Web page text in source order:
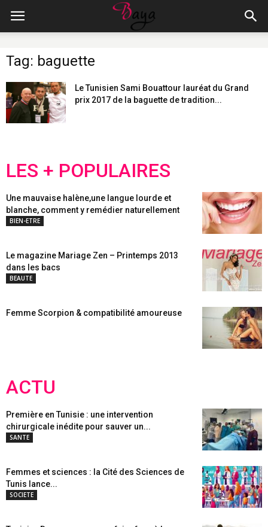
Tag: baguette
Le Tunisien Sami Bouattour lauréat du Grand
prix 2017 de la baguette de tradition...
LES + POPULAIRES
Une mauvaise halène,une langue lourde et
blanche, comment y remédier naturellement
BIEN-ETRE
Le magazine Mariage Zen – Printemps 2013
dans les bacs
BEAUTE
Femme Scorpion & compatibilité amoureuse
ACTU
Première en Tunisie : une intervention
chirurgicale inédite pour sauver un...
SANTE
Femmes et sciences : la Cité des Sciences de
Tunis lance...
SOCIETE